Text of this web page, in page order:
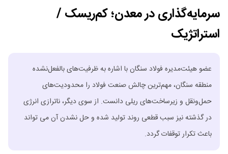
سرمایه‌گذاری در معدن؛ کم‌ریسک‌ /
استراتژیک‌
عضو هیئت‌مدیره فولاد سنگان با اشاره به ظرفیت‌های بالفعل‌نشده
منطقه سنگان، مهم‌ترین چالش صنعت فولاد را محدودیت‌های
حمل‌ونقل و زیرساخت‌های ریلی دانست. از سوی دیگر، ناترازی انرژی
در گذشته نیز سبب قطعی روند تولید شده و حل نشدن آن می تواند
باعث تکرار توقفات گردد.